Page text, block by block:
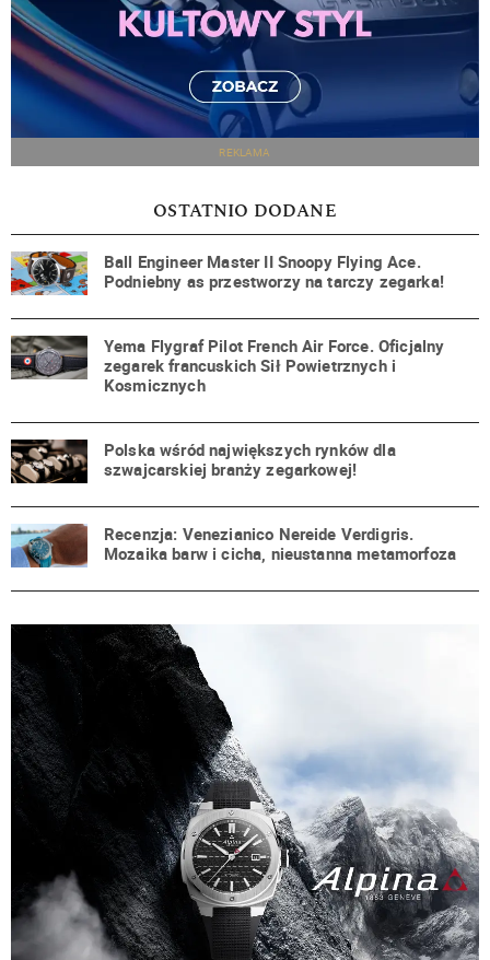
REKLAMA
OSTATNIO DODANE
Ball Engineer Master II Snoopy Flying Ace.
Podniebny as przestworzy na tarczy zegarka!
Yema Flygraf Pilot French Air Force. Oficjalny
zegarek francuskich Sił Powietrznych i
Kosmicznych
Polska wśród największych rynków dla
szwajcarskiej branży zegarkowej!
Recenzja: Venezianico Nereide Verdigris.
Mozaika barw i cicha, nieustanna metamorfoza